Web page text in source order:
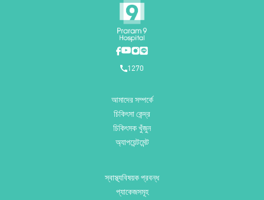
1270
আমাদের সম্পর্কে
চিকিৎসা কেন্দ্র
চিকিৎসক খুঁজুন
অ্যাপয়েন্টমেন্ট
স্বাস্থ্যবিষয়ক প্রবন্ধ
প্যাকেজসমূহ